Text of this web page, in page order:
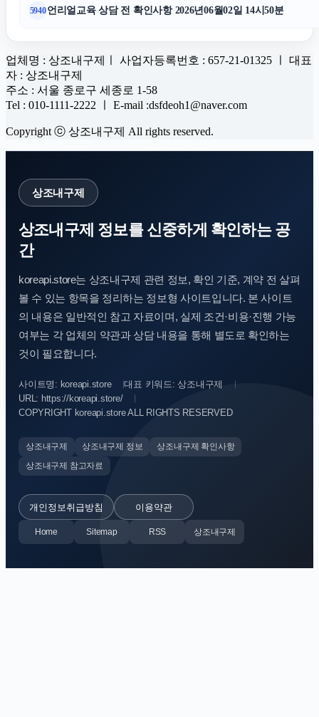
5940언리얼교육 상담 전 확인사항 2026년06월02일 14시50분
업체명 : 상조내구제ㅣ 사업자등록번호 : 657-21-01325 ㅣ 대표
자 : 상조내구제
주소 : 서울 종로구 세종로 1-58
Tel : 010-1111-2222 ㅣ E-mail :dsfdeoh1@naver.com
Copyright ⓒ 상조내구제 All rights reserved.
상조내구제
상조내구제 정보를 신중하게 확인하는 공
간
koreapi.store는 상조내구제 관련 정보, 확인 기준, 계약 전 살펴
볼 수 있는 항목을 정리하는 정보형 사이트입니다. 본 사이트
의 내용은 일반적인 참고 자료이며, 실제 조건·비용·진행 가능
여부는 각 업체의 약관과 상담 내용을 통해 별도로 확인하는
것이 필요합니다.
사이트명: koreapi.store
대표 키워드: 상조내구제
URL: https://koreapi.store/
COPYRIGHT koreapi.store ALL RIGHTS RESERVED
상조내구제 상조내구제 정보
상조내구제 확인사항
상조내구제 참고자료
개인정보취급방침 이용약관
Home Sitemap RSS 상조내구제